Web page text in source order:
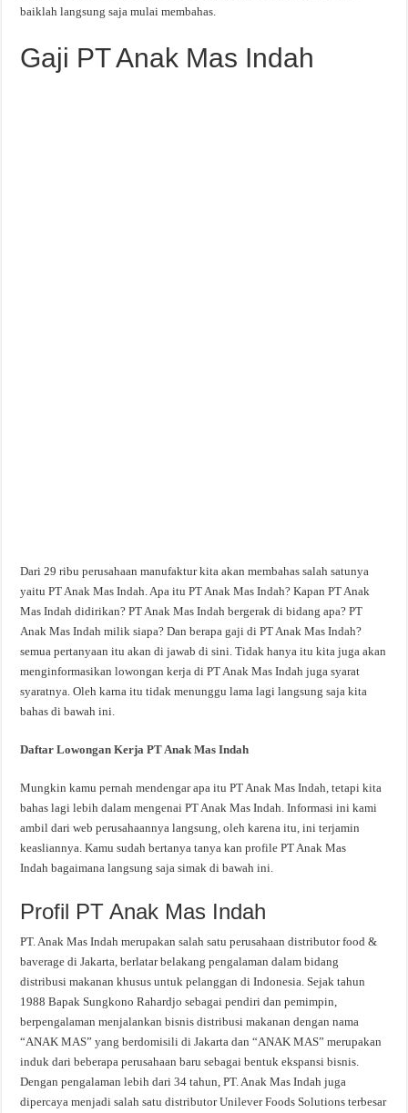
baiklah langsung saja mulai membahas.
Gaji PT Anak Mas Indah
Dari 29 ribu perusahaan manufaktur kita akan membahas salah satunya
yaitu PT Anak Mas Indah. Apa itu PT Anak Mas Indah? Kapan PT Anak
Mas Indah didirikan? PT Anak Mas Indah bergerak di bidang apa? PT
Anak Mas Indah milik siapa? Dan berapa gaji di PT Anak Mas Indah?
semua pertanyaan itu akan di jawab di sini. Tidak hanya itu kita juga akan
menginformasikan lowongan kerja di PT Anak Mas Indah juga syarat
syaratnya. Oleh karna itu tidak menunggu lama lagi langsung saja kita
bahas di bawah ini.
Daftar Lowongan Kerja PT Anak Mas Indah
Mungkin kamu pernah mendengar apa itu PT Anak Mas Indah, tetapi kita
bahas lagi lebih dalam mengenai PT Anak Mas Indah. Informasi ini kami
ambil dari web perusahaannya langsung, oleh karena itu, ini terjamin
keasliannya. Kamu sudah bertanya tanya kan profile PT Anak Mas
Indah bagaimana langsung saja simak di bawah ini.
Profil PT Anak Mas Indah
PT. Anak Mas Indah merupakan salah satu perusahaan distributor food &
baverage di Jakarta, berlatar belakang pengalaman dalam bidang
distribusi makanan khusus untuk pelanggan di Indonesia. Sejak tahun
1988 Bapak Sungkono Rahardjo sebagai pendiri dan pemimpin,
berpengalaman menjalankan bisnis distribusi makanan dengan nama
“ANAK MAS” yang berdomisili di Jakarta dan “ANAK MAS” merupakan
induk dari beberapa perusahaan baru sebagai bentuk ekspansi bisnis.
Dengan pengalaman lebih dari 34 tahun, PT. Anak Mas Indah juga
dipercaya menjadi salah satu distributor Unilever Foods Solutions terbesar